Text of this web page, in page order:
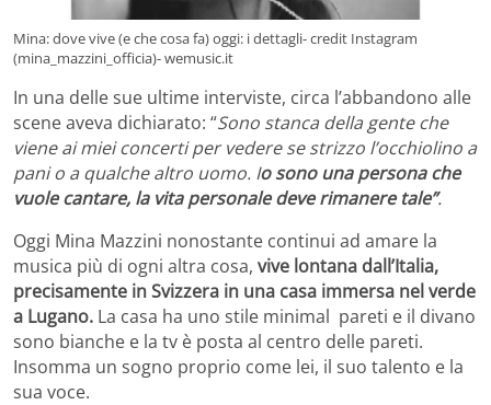
Mina: dove vive (e che cosa fa) oggi: i dettagli- credit Instagram
(mina_mazzini_officia)- wemusic.it
In una delle sue ultime interviste, circa l’abbandono alle
scene aveva dichiarato: “Sono stanca della gente che
viene ai miei concerti per vedere se strizzo l’occhiolino a
pani o a qualche altro uomo. Io sono una persona che
vuole cantare, la vita personale deve rimanere tale”.
Oggi Mina Mazzini nonostante continui ad amare la
musica più di ogni altra cosa, vive lontana dall’Italia,
precisamente in Svizzera in una casa immersa nel verde
a Lugano. La casa ha uno stile minimal pareti e il divano
sono bianche e la tv è posta al centro delle pareti.
Insomma un sogno proprio come lei, il suo talento e la
sua voce.